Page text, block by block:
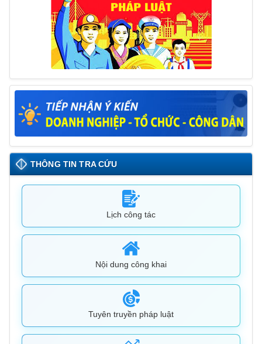
THÔNG TIN TRA CỨU
Lịch công tác
Nội dung công khai
Tuyên truyền pháp luật